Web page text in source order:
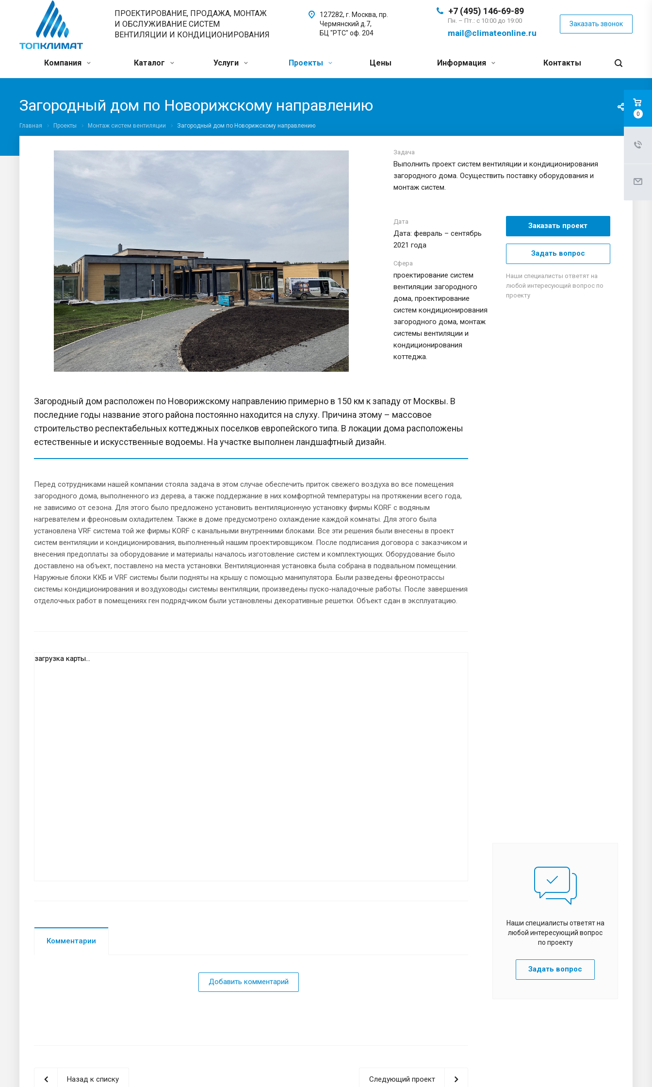
ПРОЕКТИРОВАНИЕ, ПРОДАЖА, МОНТАЖ
И ОБСЛУЖИВАНИЕ СИСТЕМ
ВЕНТИЛЯЦИИ И КОНДИЦИОНИРОВАНИЯ
+7 (495) 146-69-89
Пн. – Пт.: с 10:00 до 19:00
mail@climateonline.ru
Заказать звонок
127282, г. Москва, пр.
Чермянский д.7,
БЦ "РТС" оф. 204
Компания Каталог Услуги Проекты Цены Информация Контакты
Загородный дом по Новорижскому направлению
Главная Проекты Монтаж систем вентиляции Загородный дом по Новорижскому направлению
Задача
Выполнить проект систем вентиляции и кондиционирования
загородного дома. Осуществить поставку оборудования и
монтаж систем.
Дата
Дата: февраль – сентябрь
2021 года
Сфера
проектирование систем
вентиляции загородного
дома, проектирование
систем кондиционирования
загородного дома, монтаж
системы вентиляции и
кондиционирования
коттеджа.
Заказать проект
Задать вопрос
Наши специалисты ответят на
любой интересующий вопрос по
проекту
Загородный дом расположен по Новорижскому направлению примерно в 150 км к западу от Москвы. В
последние годы название этого района постоянно находится на слуху. Причина этому – массовое
строительство респектабельных коттеджных поселков европейского типа. В локации дома расположены
естественные и искусственные водоемы. На участке выполнен ландшафтный дизайн.
Перед сотрудниками нашей компании стояла задача в этом случае обеспечить приток свежего воздуха во все помещения
загородного дома, выполненного из дерева, а также поддержание в них комфортной температуры на протяжении всего года,
не зависимо от сезона. Для этого было предложено установить вентиляционную установку фирмы KORF с водяным
нагревателем и фреоновым охладителем. Также в доме предусмотрено охлаждение каждой комнаты. Для этого была
установлена VRF система той же фирмы KORF с канальными внутренними блоками. Все эти решения были внесены в проект
систем вентиляции и кондиционирования, выполненный нашим проектировщиком. После подписания договора с заказчиком и
внесения предоплаты за оборудование и материалы началось изготовление систем и комплектующих. Оборудование было
доставлено на объект, поставлено на места установки. Вентиляционная установка была собрана в подвальном помещении.
Наружные блоки ККБ и VRF системы были подняты на крышу с помощью манипулятора. Были разведены фреонотрассы
системы кондиционирования и воздуховоды системы вентиляции, произведены пуско-наладочные работы. После завершения
отделочных работ в помещениях ген подрядчиком были установлены декоративные решетки. Объект сдан в эксплуатацию.
загрузка карты...
Комментарии
Добавить комментарий
Наши специалисты ответят на
любой интересующий вопрос
по проекту
Задать вопрос
Назад к списку Следующий проект
0